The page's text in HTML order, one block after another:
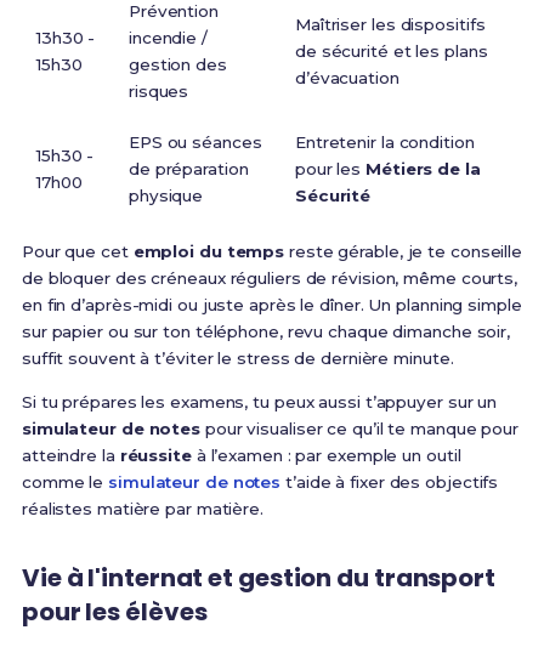
13h30 -
15h30
Prévention
incendie /
gestion des
risques
Maîtriser les dispositifs
de sécurité et les plans
d’évacuation
15h30 -
17h00
EPS ou séances
de préparation
physique
Entretenir la condition
pour les Métiers de la
Sécurité
Pour que cet emploi du temps reste gérable, je te conseille
de bloquer des créneaux réguliers de révision, même courts,
en fin d’après-midi ou juste après le dîner. Un planning simple
sur papier ou sur ton téléphone, revu chaque dimanche soir,
suffit souvent à t’éviter le stress de dernière minute.
Si tu prépares les examens, tu peux aussi t’appuyer sur un
simulateur de notes pour visualiser ce qu’il te manque pour
atteindre la réussiteà l’examen : par exemple un outil
comme le simulateur de notes t’aide à fixer des objectifs
réalistes matière par matière.
Vie à l'internat et gestion du transport
pour les élèves